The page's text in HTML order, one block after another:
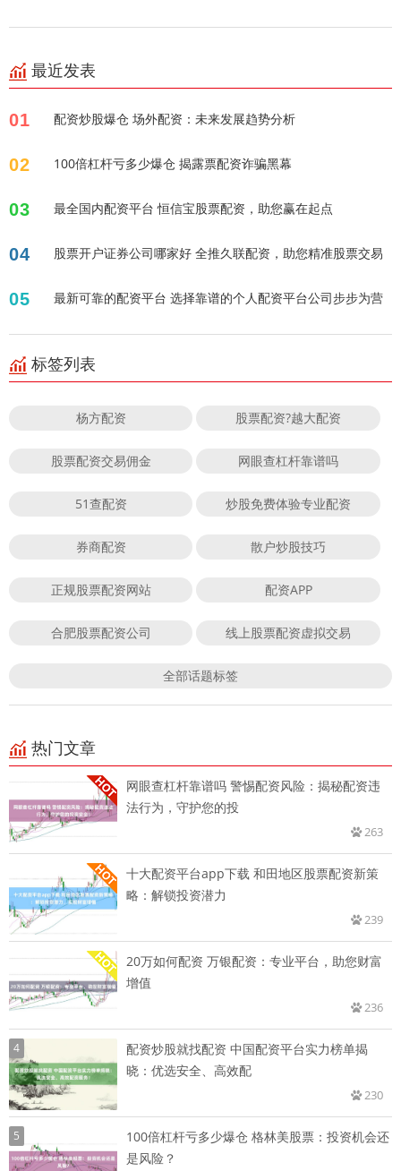
最近发表
01 配资炒股爆仓 场外配资：未来发展趋势分析
02 100倍杠杆亏多少爆仓 揭露票配资诈骗黑幕
03 最全国内配资平台 恒信宝股票配资，助您赢在起点
04 股票开户证券公司哪家好 全推久联配资，助您精准股票交易
05 最新可靠的配资平台 选择靠谱的个人配资平台公司步步为营
标签列表
杨方配资 股票配资?越大配资
股票配资交易佣金 网眼查杠杆靠谱吗
51查配资 炒股免费体验专业配资
券商配资 散户炒股技巧
正规股票配资网站 配资APP
合肥股票配资公司 线上股票配资虚拟交易
全部话题标签
热门文章
网眼查杠杆靠谱吗 警惕配资风险：揭秘配资违
法行为，守护您的投
263
十大配资平台app下载 和田地区股票配资新策
略：解锁投资潜力
239
20万如何配资 万银配资：专业平台，助您财富
增值
236
4
配资炒股就找配资 中国配资平台实力榜单揭
晓：优选安全、高效配
230
5
100倍杠杆亏多少爆仓 格林美股票：投资机会还
是风险？